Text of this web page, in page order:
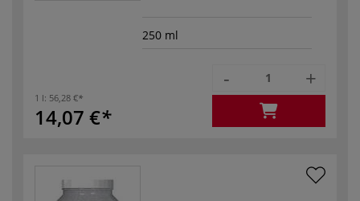
250 ml
1 l: 56,28 €
14,07 €
- +